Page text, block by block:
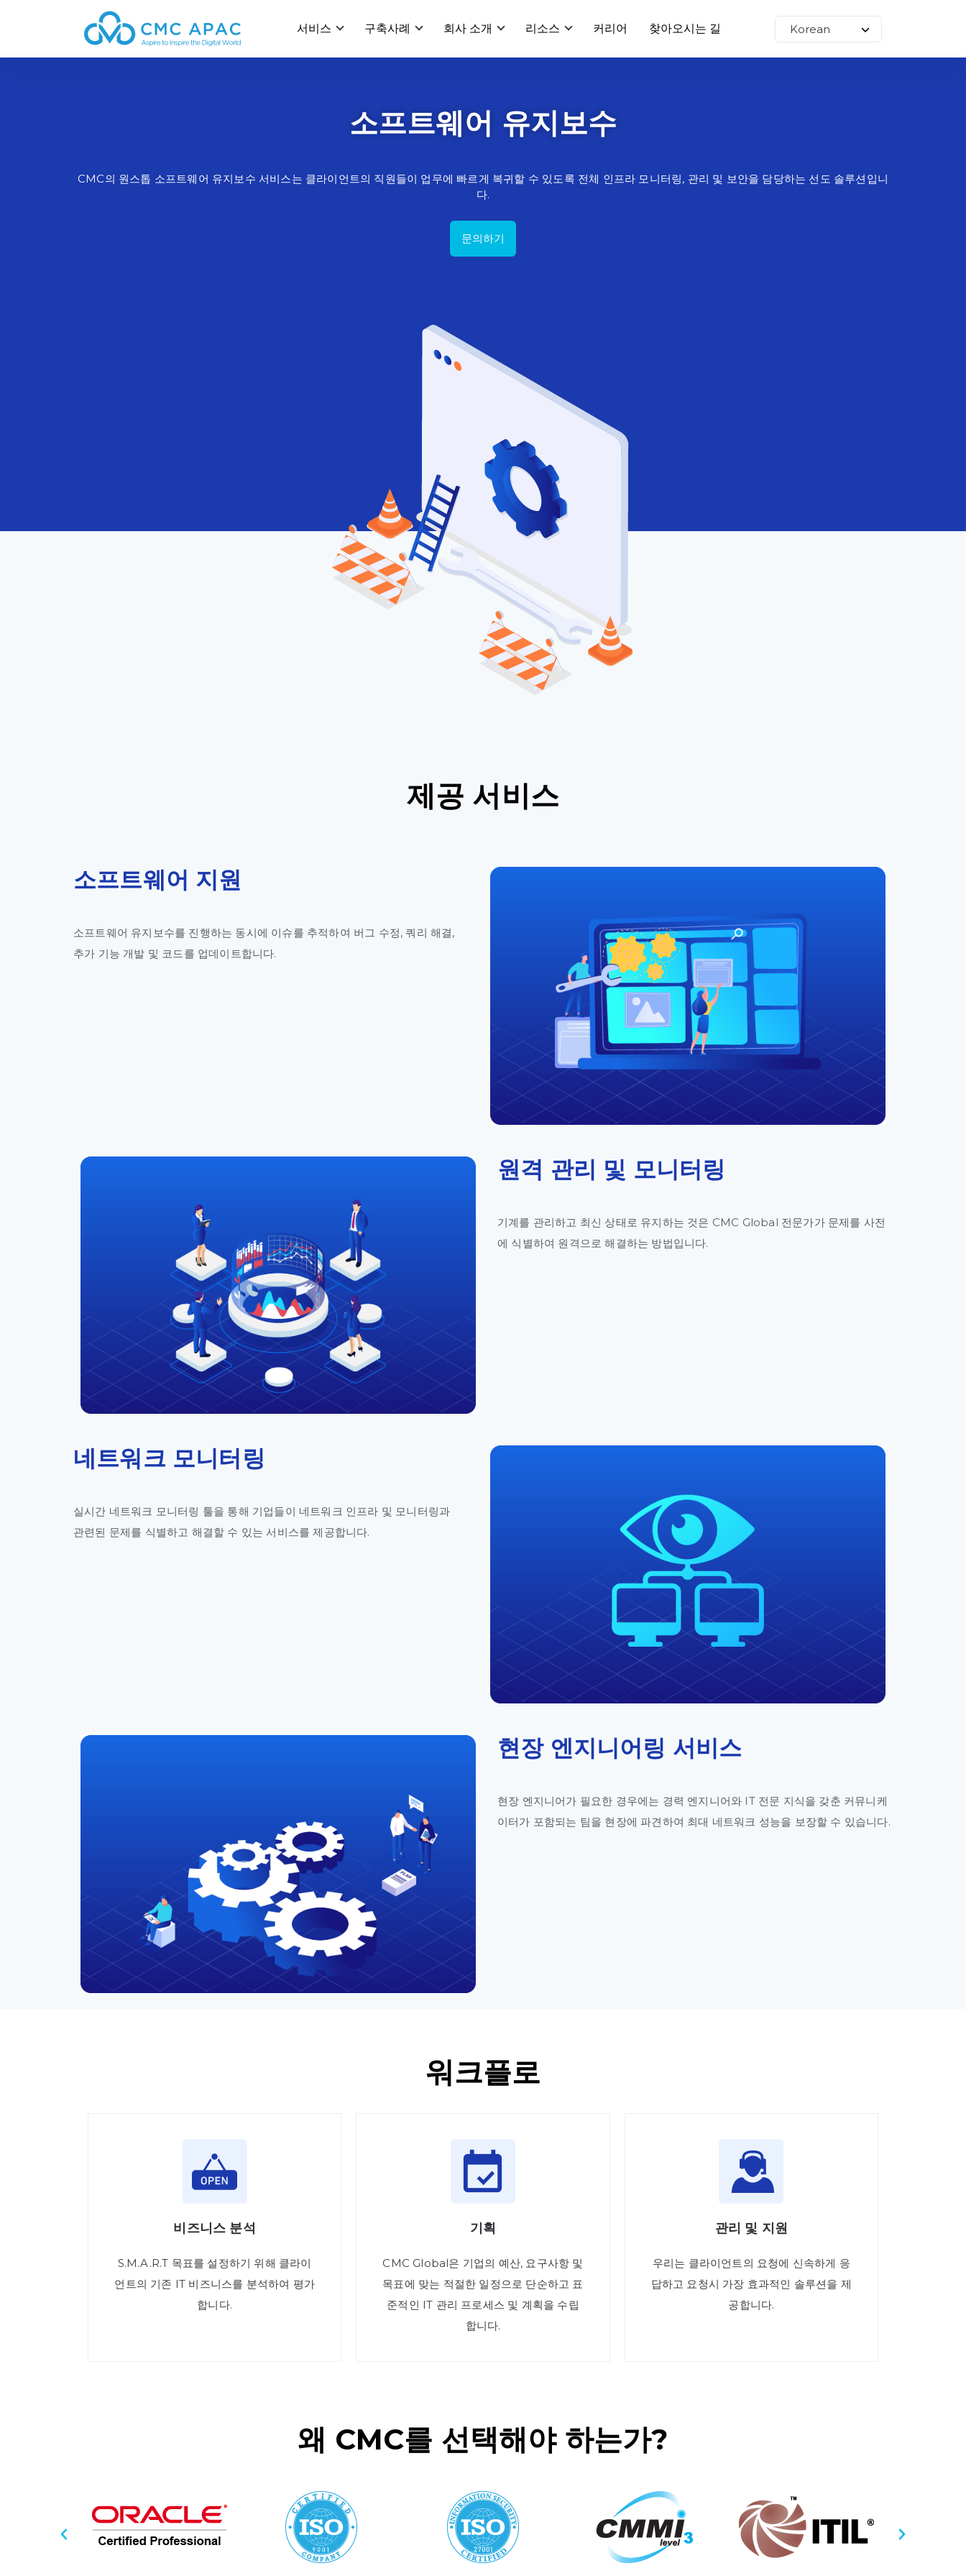
서비스 구축사례 회사 소개 리소스 커리어 찾아오시는 길
소프트웨어 유지보수
CMC의 원스톱 소프트웨어 유지보수 서비스는 클라이언트의 직원들이 업무에 빠르게 복귀할 수 있도록 전체 인프라 모니터링, 관리 및 보안을 담당하는 선도 솔루션입니
다.
문의하기
제공 서비스
소프트웨어 지원
소프트웨어 유지보수를 진행하는 동시에 이슈를 추적하여 버그 수정, 쿼리 해결,
추가 기능 개발 및 코드를 업데이트합니다.
원격 관리 및 모니터링
기계를 관리하고 최신 상태로 유지하는 것은 CMC Global 전문가가 문제를 사전
에 식별하여 원격으로 해결하는 방법입니다.
네트워크 모니터링
실시간 네트워크 모니터링 툴을 통해 기업들이 네트워크 인프라 및 모니터링과
관련된 문제를 식별하고 해결할 수 있는 서비스를 제공합니다.
현장 엔지니어링 서비스
현장 엔지니어가 필요한 경우에는 경력 엔지니어와 IT 전문 지식을 갖춘 커뮤니케
이터가 포함되는 팀을 현장에 파견하여 최대 네트워크 성능을 보장할 수 있습니다.
워크플로
비즈니스 분석
S.M.A.R.T 목표를 설정하기 위해 클라이
언트의 기존 IT 비즈니스를 분석하여 평가
합니다.
기획
CMC Global은 기업의 예산, 요구사항 및
목표에 맞는 적절한 일정으로 단순하고 표
준적인 IT 관리 프로세스 및 계획을 수립
합니다.
관리 및 지원
우리는 클라이언트의 요청에 신속하게 응
답하고 요청시 가장 효과적인 솔루션을 제
공합니다.
왜 CMC를 선택해야 하는가?